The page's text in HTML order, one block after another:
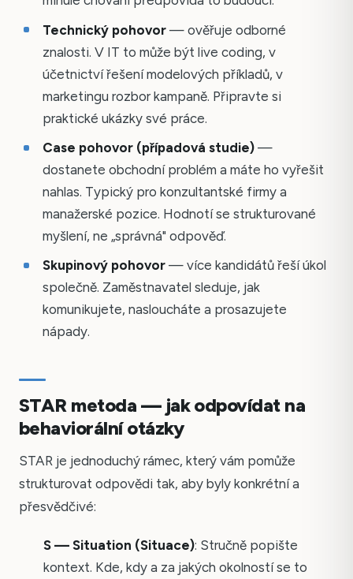
Technický pohovor— ověřuje odborné
znalosti. V IT to může být live coding, v
účetnictví řešení modelových příkladů, v
marketingu rozbor kampaně. Připravte si
praktické ukázky své práce.
Case pohovor (případová studie)—
dostanete obchodní problém a máte ho vyřešit
nahlas. Typický pro konzultantské firmy a
manažerské pozice. Hodnotí se strukturované
myšlení, ne „správná" odpověď.
Skupinový pohovor— více kandidátů řeší úkol
společně. Zaměstnavatel sleduje, jak
komunikujete, nasloucháte a prosazujete
nápady.
STAR metoda — jak odpovídat na
behaviorální otázky
STAR je jednoduchý rámec, který vám pomůže
strukturovat odpovědi tak, aby byly konkrétní a
přesvědčivé:
S — Situation (Situace): Stručně popište
kontext. Kde, kdy a za jakých okolností se to